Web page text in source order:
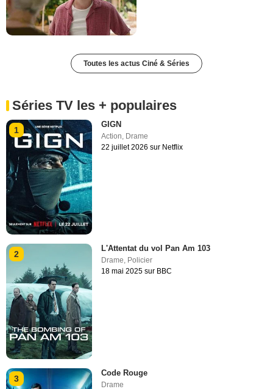
Toutes les actus Ciné & Séries
Séries TV les + populaires
1
GIGN
Action, Drame
22 juillet 2026 sur Netflix
2
L'Attentat du vol Pan Am 103
Drame, Policier
18 mai 2025 sur BBC
3
Code Rouge
Drame